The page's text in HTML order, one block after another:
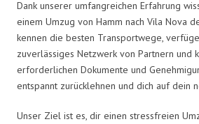
Dank unserer umfangreichen Erfahrung
einem Umzug von Hamm nach Vila Nova
kennen die besten Transportwege,
zuverlässiges Netzwerk von Partnern und
erforderlichen Dokumente und
entspannt zurücklehnen und dich auf dein
Unser Ziel ist es, dir einen stressfreien